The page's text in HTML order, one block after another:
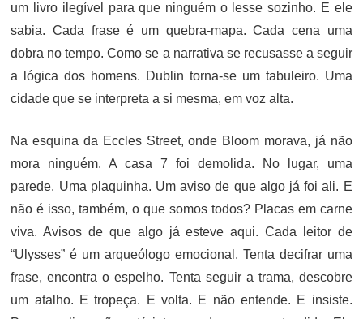
um livro ilegível para que ninguém o lesse sozinho. E ele
sabia. Cada frase é um quebra-mapa. Cada cena uma
dobra no tempo. Como se a narrativa se recusasse a seguir
a lógica dos homens. Dublin torna-se um tabuleiro. Uma
cidade que se interpreta a si mesma, em voz alta.
Na esquina da Eccles Street, onde Bloom morava, já não
mora ninguém. A casa 7 foi demolida. No lugar, uma
parede. Uma plaquinha. Um aviso de que algo já foi ali. E
não é isso, também, o que somos todos? Placas em carne
viva. Avisos de que algo já esteve aqui. Cada leitor de
“Ulysses” é um arqueólogo emocional. Tenta decifrar uma
frase, encontra o espelho. Tenta seguir a trama, descobre
um atalho. E tropeça. E volta. E não entende. E insiste.